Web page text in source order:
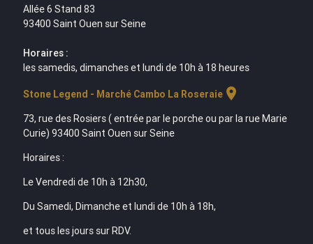
Allée 6 Stand 83
93400 Saint Ouen sur Seine
Horaires :
les samedis, dimanches et lundi de 10h à 18 heures
Stone Legend - Marché Cambo La Roseraielocation_on
73, rue des Rosiers ( entrée par le porche ou par la rue Marie
Curie) 93400 Saint Ouen sur Seine
Horaires :
Le Vendredi de 10h à 12h30,
Du Samedi, Dimanche et lundi de 10h à 18h,
et tous les jours sur RDV.